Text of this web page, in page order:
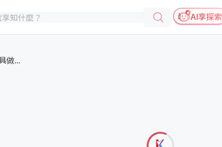
AI享探索
做...